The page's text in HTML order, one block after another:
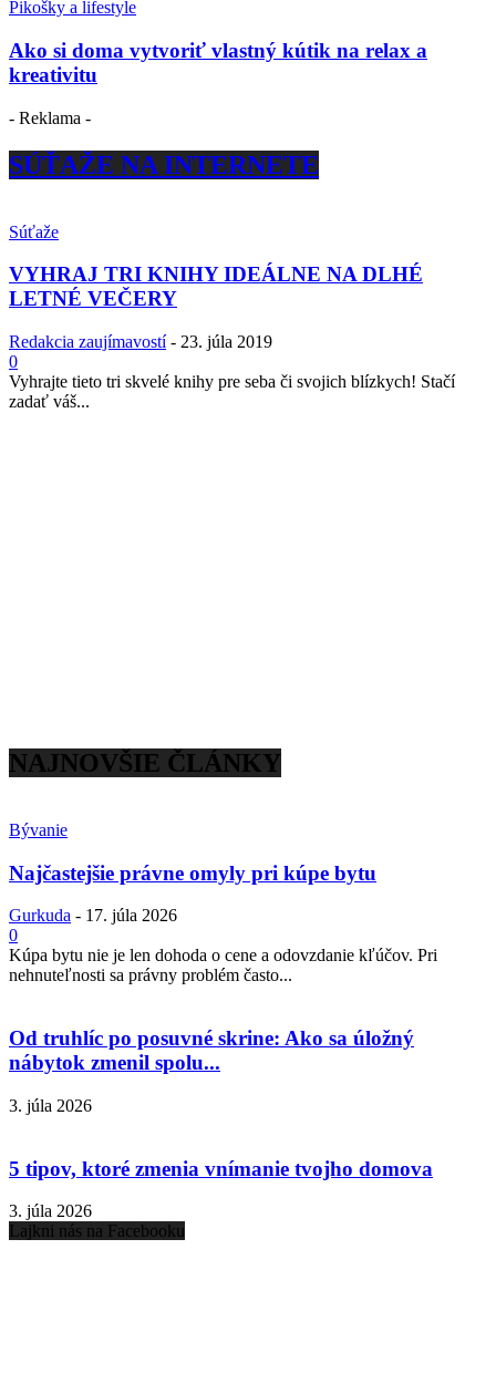
Pikošky a lifestyle
Ako si doma vytvoriť vlastný kútik na relax a
kreativitu
- Reklama -
SÚŤAŽE NA INTERNETE
Súťaže
VYHRAJ TRI KNIHY IDEÁLNE NA DLHÉ
LETNÉ VEČERY
Redakcia zaujímavostí - 23. júla 2019
0
Vyhrajte tieto tri skvelé knihy pre seba či svojich blízkych! Stačí
zadať váš...
NAJNOVŠIE ČLÁNKY
Bývanie
Najčastejšie právne omyly pri kúpe bytu
Gurkuda - 17. júla 2026
0
Kúpa bytu nie je len dohoda o cene a odovzdanie kľúčov. Pri
nehnuteľnosti sa právny problém často...
Od truhlíc po posuvné skrine: Ako sa úložný
nábytok zmenil spolu...
3. júla 2026
5 tipov, ktoré zmenia vnímanie tvojho domova
3. júla 2026
Lajkni nás na Facebooku